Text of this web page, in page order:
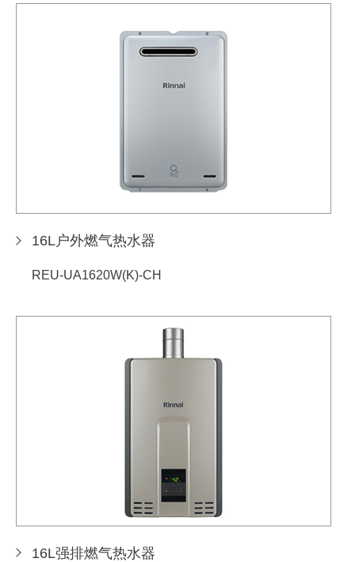
16L户外燃气热水器
REU-UA1620W(K)-CH
16L强排燃气热水器